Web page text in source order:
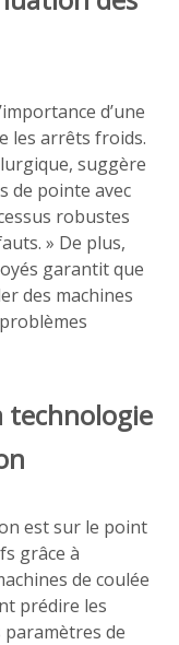
d’une
les arrêts froids.
suggère
de pointe avec
robustes
» De plus,
garantit que
des machines
technologie
est sur le point
grâce à
de coulée
prédire les
de